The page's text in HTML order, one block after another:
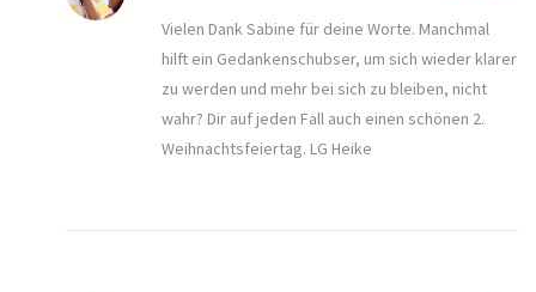
Vielen Dank Sabine für deine Worte. Manchmal
hilft ein Gedankenschubser, um sich wieder klarer
zu werden und mehr bei sich zu bleiben, nicht
wahr? Dir auf jeden Fall auch einen schönen 2.
Weihnachtsfeiertag. LG Heike